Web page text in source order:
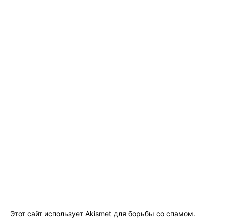
Этот сайт использует Akismet для борьбы со спамом.